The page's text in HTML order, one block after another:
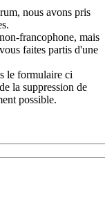
nous avons pris
francophone, mais
faites partis d'une
le formulaire ci
la suppression de
possible.